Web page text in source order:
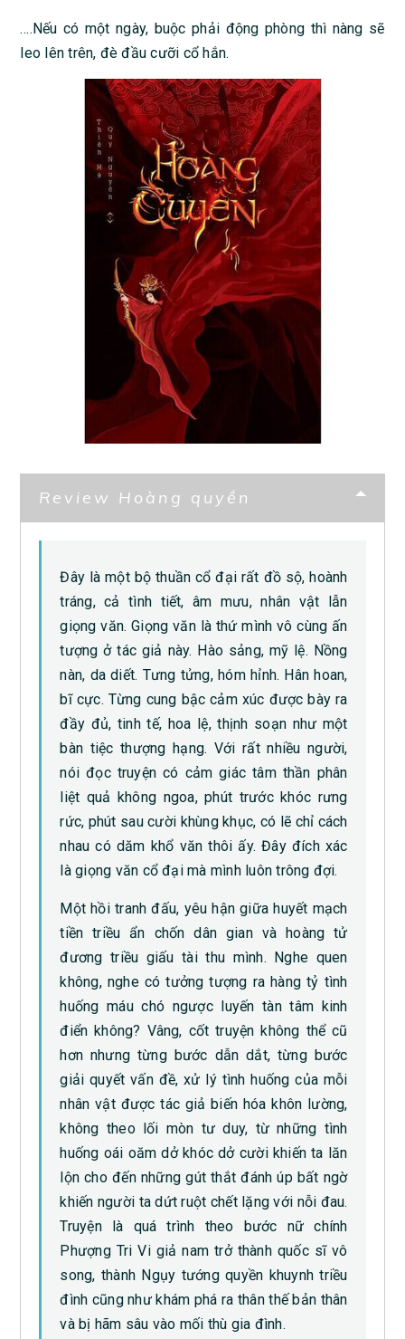
….Nếu có một ngày, buộc phải động phòng thì nàng sẽ
leo lên trên, đè đầu cưỡi cổ hắn.
Review Hoàng quyền
Đây là một bộ thuần cổ đại rất đồ sộ, hoành
tráng, cả tình tiết, âm mưu, nhân vật lẫn
giọng văn. Giọng văn là thứ mình vô cùng ấn
tượng ở tác giả này. Hào sảng, mỹ lệ. Nồng
nàn, da diết. Tưng tửng, hóm hỉnh. Hân hoan,
bĩ cực. Từng cung bậc cảm xúc được bày ra
đầy đủ, tinh tế, hoa lệ, thịnh soạn như một
bàn tiệc thượng hạng. Với rất nhiều người,
nói đọc truyện có cảm giác tâm thần phân
liệt quả không ngoa, phút trước khóc rưng
rức, phút sau cười khùng khục, có lẽ chỉ cách
nhau có dăm khổ văn thôi ấy. Đây đích xác
là giọng văn cổ đại mà mình luôn trông đợi.
Một hồi tranh đấu, yêu hận giữa huyết mạch
tiền triều ẩn chốn dân gian và hoàng tử
đương triều giấu tài thu mình. Nghe quen
không, nghe có tưởng tượng ra hàng tỷ tình
huống máu chó ngược luyến tàn tâm kinh
điển không? Vâng, cốt truyện không thể cũ
hơn nhưng từng bước dẫn dắt, từng bước
giải quyết vấn đề, xử lý tình huống của mỗi
nhân vật được tác giả biến hóa khôn lường,
không theo lối mòn tư duy, từ những tình
huống oái oăm dở khóc dở cười khiến ta lăn
lộn cho đến những gút thắt đánh úp bất ngờ
khiến người ta dứt ruột chết lặng với nỗi đau.
Truyện là quá trình theo bước nữ chính
Phượng Tri Vi giả nam trở thành quốc sĩ vô
song, thành Ngụy tướng quyền khuynh triều
đình cũng như khám phá ra thân thế bản thân
và bị hãm sâu vào mối thù gia đình.